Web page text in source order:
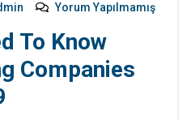
Yorum Yapılmamış
To Know
Companies